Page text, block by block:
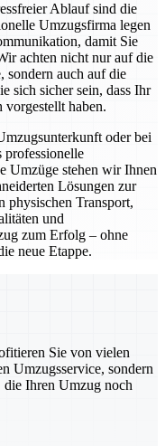
Ablauf sind die
Umzugsfirma legen
damit Sie
achten nicht nur auf die
sondern auch auf die
sich sicher sein, dass Ihr
vorgestellt haben.
oder bei
Umzüge stehen wir Ihnen
Lösungen zur
physischen Transport,
und
zum Erfolg – ohne
neue Etappe.
Sie von vielen
Umzugsservice, sondern
die Ihren Umzug noch